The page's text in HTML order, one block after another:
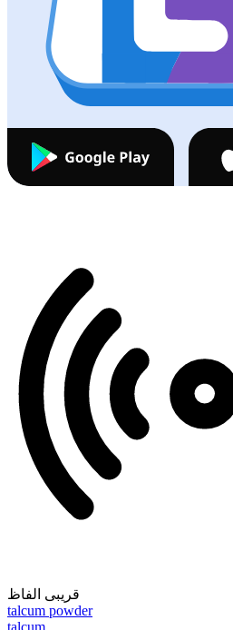
قریبی الفاظ
talcum powder
talcum